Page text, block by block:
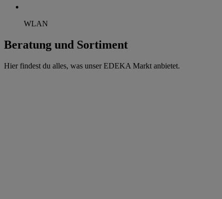
WLAN
Beratung und Sortiment
Hier findest du alles, was unser EDEKA Markt anbietet.